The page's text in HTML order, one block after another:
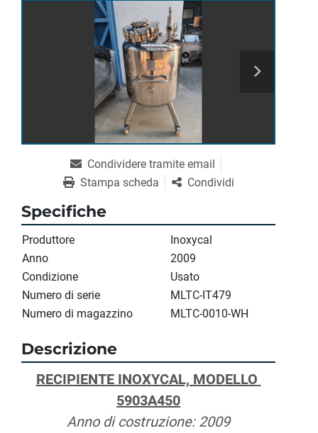
Condividere tramite email
Stampa scheda
Condividi
Specifiche
Produttore
Inoxycal
Anno
2009
Condizione
Usato
Numero di serie
MLTC-IT479
Numero di magazzino
MLTC-0010-WH
Descrizione
RECIPIENTE INOXYCAL, MODELLO
5903A450
Anno di costruzione: 2009